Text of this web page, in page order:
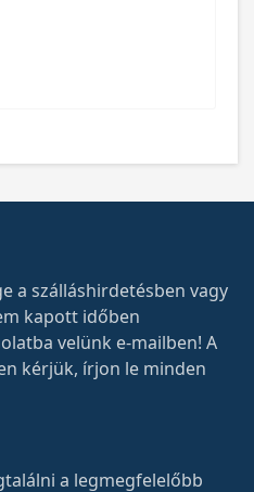
a szálláshirdetésben vagy
kapott időben
velünk e-mailben! A
kérjük, írjon le minden
a legmegfelelőbb